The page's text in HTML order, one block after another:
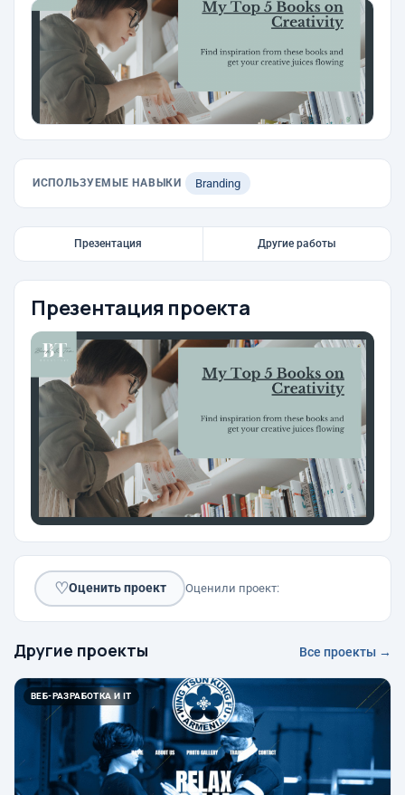
ИСПОЛЬЗУЕМЫЕ НАВЫКИ Branding
Презентация Другие работы
Презентация проекта
♡Оценить проект Оценили проект:
Другие проекты Все проекты →
ВЕБ-РАЗРАБОТКА И IT